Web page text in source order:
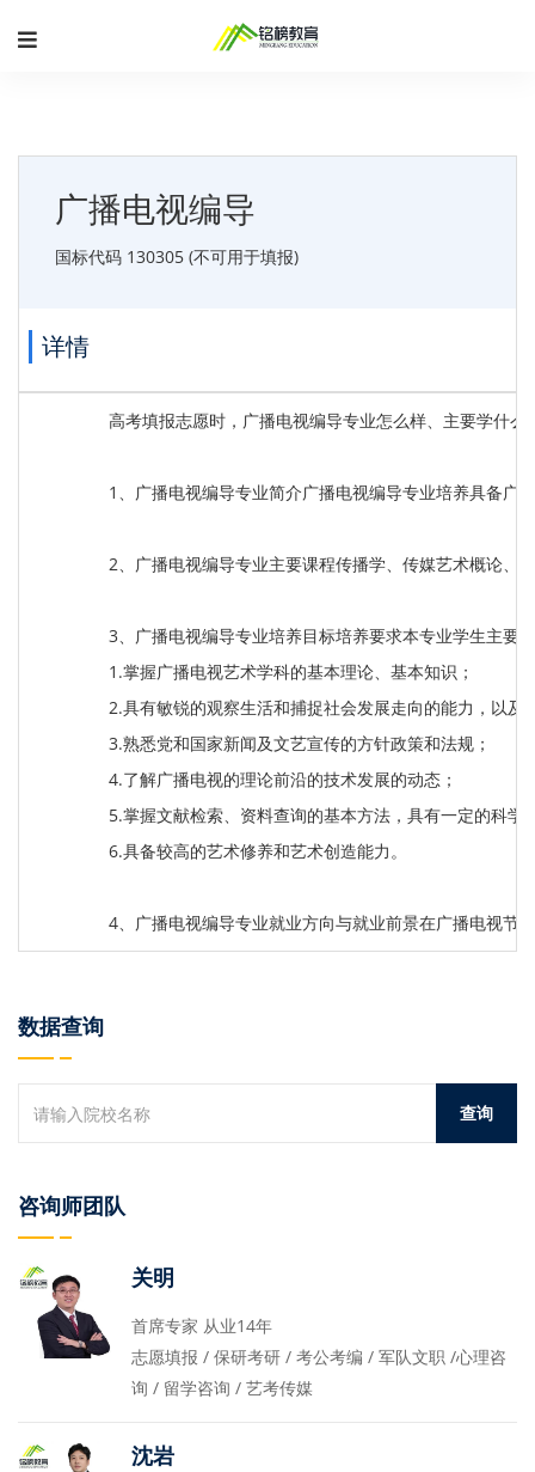
广播电视编导
国标代码 130305 (不可用于填报)
详情
高考填报志愿时，广播电视编导专业怎么样、主要学什
1、广播电视编导专业简介广播电视编导专业培养具备广
2、广播电视编导专业主要课程传播学、传媒艺术概论、
3、广播电视编导专业培养目标培养要求本专业学生主要
1.掌握广播电视艺术学科的基本理论、基本知识；
2.具有敏锐的观察生活和捕捉社会发展走向的能力，以及
3.熟悉党和国家新闻及文艺宣传的方针政策和法规；
4.了解广播电视的理论前沿的技术发展的动态；
5.掌握文献检索、资料查询的基本方法，具有一定的科学
6.具备较高的艺术修养和艺术创造能力。
4、广播电视编导专业就业方向与就业前景在广播电视节
数据查询
咨询师团队
关明
首席专家 从业14年
志愿填报 / 保研考研 / 考公考编 / 军队文职 /心理咨
询 / 留学咨询 / 艺考传媒
沈岩